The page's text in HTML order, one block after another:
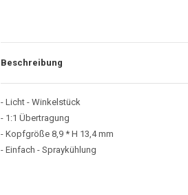
Beschreibung
- Licht - Winkelstück
- 1:1 Übertragung
- Kopfgröße 8,9 * H 13,4 mm
- Einfach - Spraykühlung